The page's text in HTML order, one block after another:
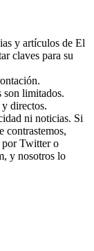
y artículos de El
claves para su
son limitados.
y directos.
ni noticias. Si
contrastemos,
por Twitter o
y nosotros lo